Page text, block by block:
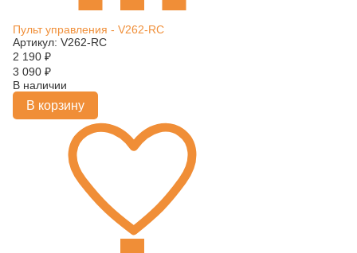
Пульт управления - V262-RC
Артикул: V262-RC
2 190 ₽
3 090 ₽
В наличии
В корзину